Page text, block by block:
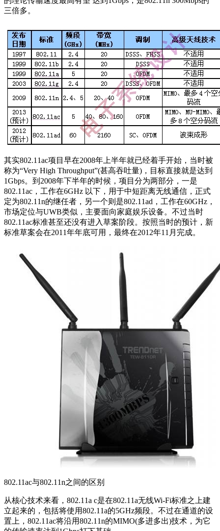
三倍多。
其实802.11ac项目早在2008年上半年就已经着手开始，当时被
称为“Very High Throughput”(甚高吞吐量)，目标直接就是达到
1Gbps。到2008年下半年的时候，项目分为两部分，一是
802.11ac，工作在6GHz 以下，用于中短距离无线通信，正式
定为802.11n的继任者，另一个则是802.11ad，工作在60GHz，
市场定位与UWB类似，主要面向家庭娱乐设备。不过当时
802.11ac标准甚至还没有进入草案阶段。按照当时的预计，新
标准草案会在2011年年底可用，最终在2012年11月完成。
802.11ac与802.11n之间的区别
从核心技术来看，802.11a c是在802.11a无线Wi-Fi标准之上建
立起来的，包括将使用802.11a的5GHz频段。不过在通道的设
置上，802.11ac将沿用802.11n的MIMO(多进多出)技术，为它